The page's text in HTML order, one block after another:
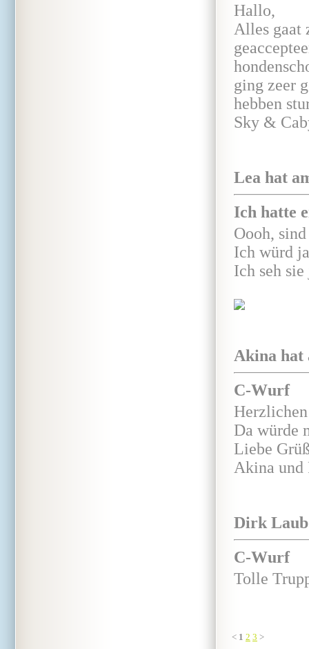
Hallo,
Alles gaat
ging zeer
hebben
Sky &
Lea hat
Ich hatte
Oooh,
Ich würd
Ich seh
Akina hat
C-Wurf
Da würde
Liebe
Akina und
Dirk Laub
C-Wurf
Tolle
< 1 2 3 >